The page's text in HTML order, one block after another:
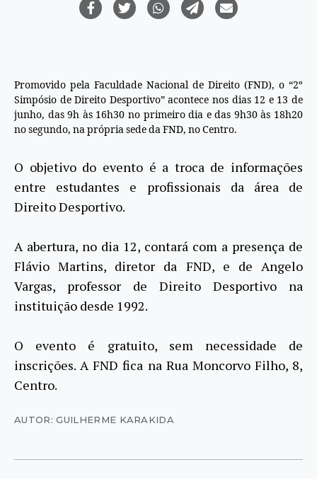
Promovido pela Faculdade Nacional de Direito (FND), o “2º
Simpósio de Direito Desportivo” acontece nos dias 12 e 13 de
junho, das 9h às 16h30 no primeiro dia e das 9h30 às 18h20
no segundo, na própria sede da FND, no Centro.
O objetivo do evento é a troca de informações
entre estudantes e profissionais da área de
Direito Desportivo.
A abertura, no dia 12, contará com a presença de
Flávio Martins, diretor da FND, e de Angelo
Vargas, professor de Direito Desportivo na
instituição desde 1992.
O evento é gratuito, sem necessidade de
inscrições. A FND fica na Rua Moncorvo Filho, 8,
Centro.
AUTOR: GUILHERME KARAKIDA